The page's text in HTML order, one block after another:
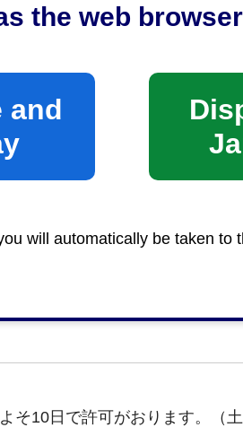
the web
and
will automatically be taken to
（静岡庁舎新館７階） 電話
ら午後5時15分まで
年末年始（12月29日から１月
そ10日で許可がおります。（